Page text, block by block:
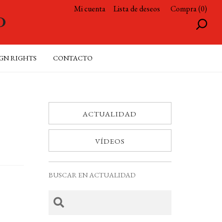
Mi cuenta Lista de deseos Compra (0)
RIGHTS CONTACTO
ACTUALIDAD
VÍDEOS
BUSCAR EN ACTUALIDAD